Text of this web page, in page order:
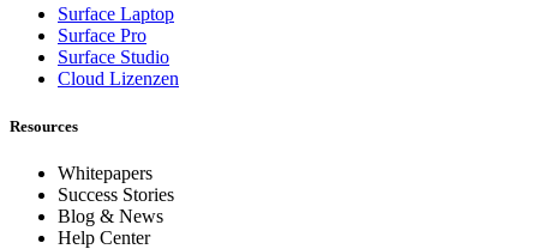
Surface Laptop
Surface Pro
Surface Studio
Cloud Lizenzen
Resources
Whitepapers
Success Stories
Blog & News
Help Center